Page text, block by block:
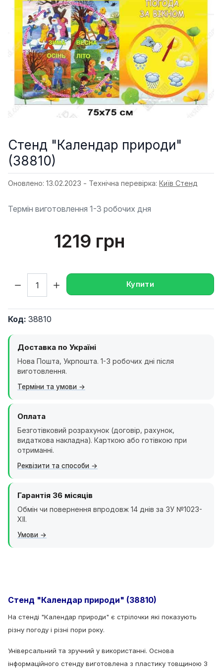
Стенд "Календар природи"
(38810)
Оновлено: 13.02.2023 - Технічна перевірка: Київ Стенд
Термін виготовлення 1-3 робочих дня
1219 грн
Купити
Код: 38810
Доставка по Україні
Нова Пошта, Укрпошта. 1-3 робочих дні після
виготовлення.
Терміни та умови
Оплата
Безготівковий розрахунок (договір, рахунок,
видаткова накладна). Карткою або готівкою при
отриманні.
Реквізити та способи
Гарантія 36 місяців
Обмін чи повернення впродовж 14 днів за ЗУ №1023-
XII.
Умови
Стенд "Календар природи" (38810)
На стенді "Календар природи" є стрілочки які показують
різну погоду і різні пори року.
Універсальний та зручний у використанні. Основа
інформаційного стенду виготовлена з пластику товщиною 3